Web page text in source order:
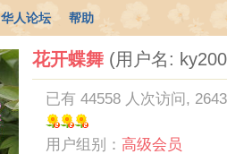
华人论坛 帮助
花开蝶舞 (用户名:
已有 44558 人次访问,
用户组别： 高级会员